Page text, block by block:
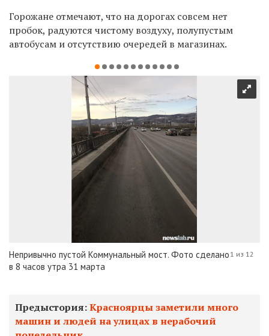
Горожане отмечают, что на дорогах совсем нет
пробок, радуются чистому воздуху, полупустым
автобусам и отсутствию очередей в магазинах.
Непривычно пустой Коммунальный мост. Фото сделано
в 8 часов утра 31 марта
1 из 12
Предыстория:Красноярцы заметили много
машин и людей на улицах в нерабочий